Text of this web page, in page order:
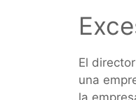
El
una
la